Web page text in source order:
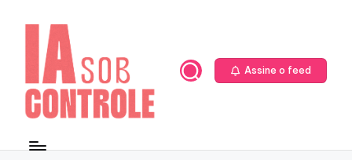
Assine o feed